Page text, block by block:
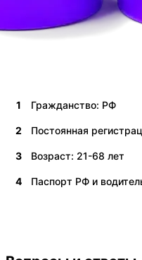
1 Гражданство: РФ
2 Постоянная
3 Возраст: 21-68 лет
4 Паспорт РФ и